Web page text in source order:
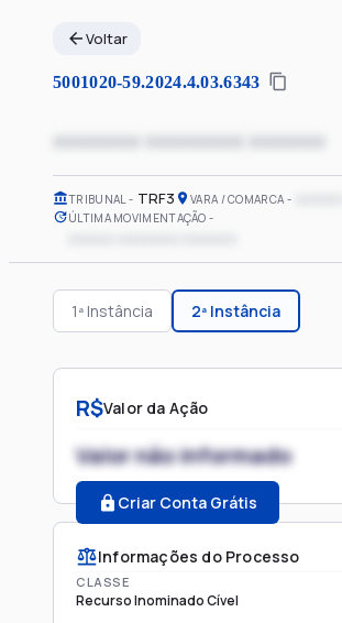
Voltar
5001020-59.2024.4.03.6343
xxxxxxxx xxxxxxxxx xxxxxxx
TRIBUNAL TRF3 VARA / COMARCA
ÚLTIMA MOVIMENTAÇÃO
1ª Instância 2ª Instância
R$Valor da Ação
Valor não informado
Criar Conta Grátis
Informações do Processo
CLASSE
Recurso Inominado Cível